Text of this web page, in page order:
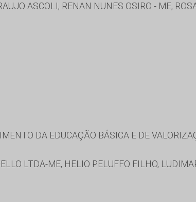
ASCOLI, RENAN NUNES OSIRO - ME,
DA EDUCAÇÃO BÁSICA E DE
LTDA-ME, HELIO PELUFFO FILHO,